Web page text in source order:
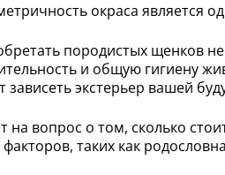
окраса является
породистых щенков
и общую гигиену
зависеть экстерьер вашей
на вопрос о том, сколько
факторов, таких как